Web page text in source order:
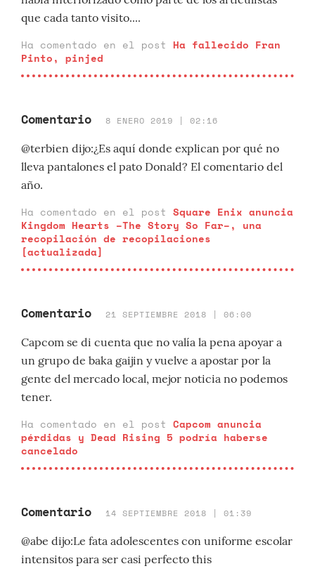
que cada tanto visito....
Ha comentado en el post Ha fallecido Fran
Pinto, pinjed
Comentario 8 ENERO 2019 | 02:16
@terbien dijo:¿Es aquí donde explican por qué no
lleva pantalones el pato Donald? El comentario del
año.
Ha comentado en el post Square Enix anuncia
Kingdom Hearts –The Story So Far–, una
recopilación de recopilaciones
[actualizada]
Comentario 21 SEPTIEMBRE 2018 | 06:00
Capcom se di cuenta que no valía la pena apoyar a
un grupo de baka gaijin y vuelve a apostar por la
gente del mercado local, mejor noticia no podemos
tener.
Ha comentado en el post Capcom anuncia
pérdidas y Dead Rising 5 podría haberse
cancelado
Comentario 14 SEPTIEMBRE 2018 | 01:39
@abe dijo:Le fata adolescentes con uniforme escolar
intensitos para ser casi perfecto this